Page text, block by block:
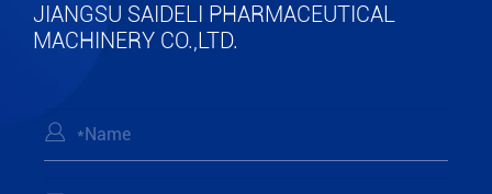
JIANGSU SAIDELI PHARMACEUTICAL
MACHINERY CO.,LTD.
